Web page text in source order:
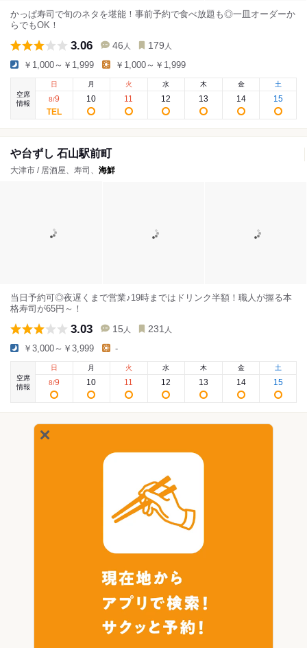
かっぱ寿司で旬のネタを堪能！事前予約で食べ放題も◎一皿オーダーか
らでもOK！
3.06 46 人 179 人
￥1,000～￥1,999 ￥1,000～￥1,999
空席
情報
日
8/9
月
10
火
11
水
12
木
13
金
14
土
15
や台ずし 石山駅前町
大津市 / 居酒屋、寿司、 海鮮
当日予約可◎夜遅くまで営業♪19時まではドリンク半額！職人が握る本
格寿司が65円～！
3.03 15 人 231 人
￥3,000～￥3,999 -
空席
情報
日
8/9
月
10
火
11
水
12
木
13
金
14
土
15